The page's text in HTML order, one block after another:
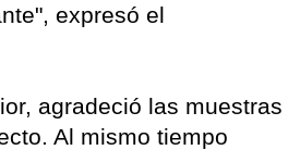
expresó el
agradeció las muestras
Al mismo tiempo